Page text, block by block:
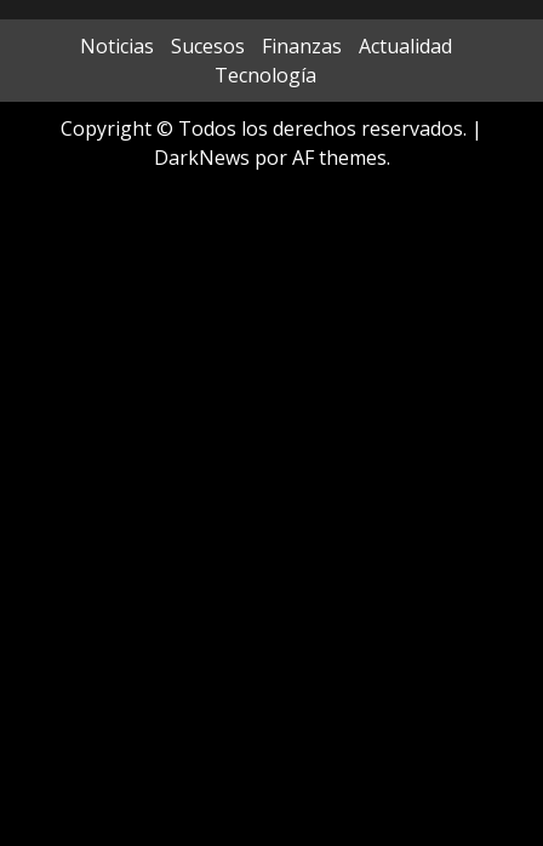
Noticias Sucesos Finanzas
Actualidad
Tecnología
Copyright © Todos los derechos reservados. |
DarkNews por AF themes.